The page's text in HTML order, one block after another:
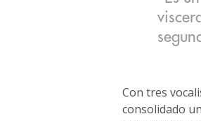
Con tres
consolidado